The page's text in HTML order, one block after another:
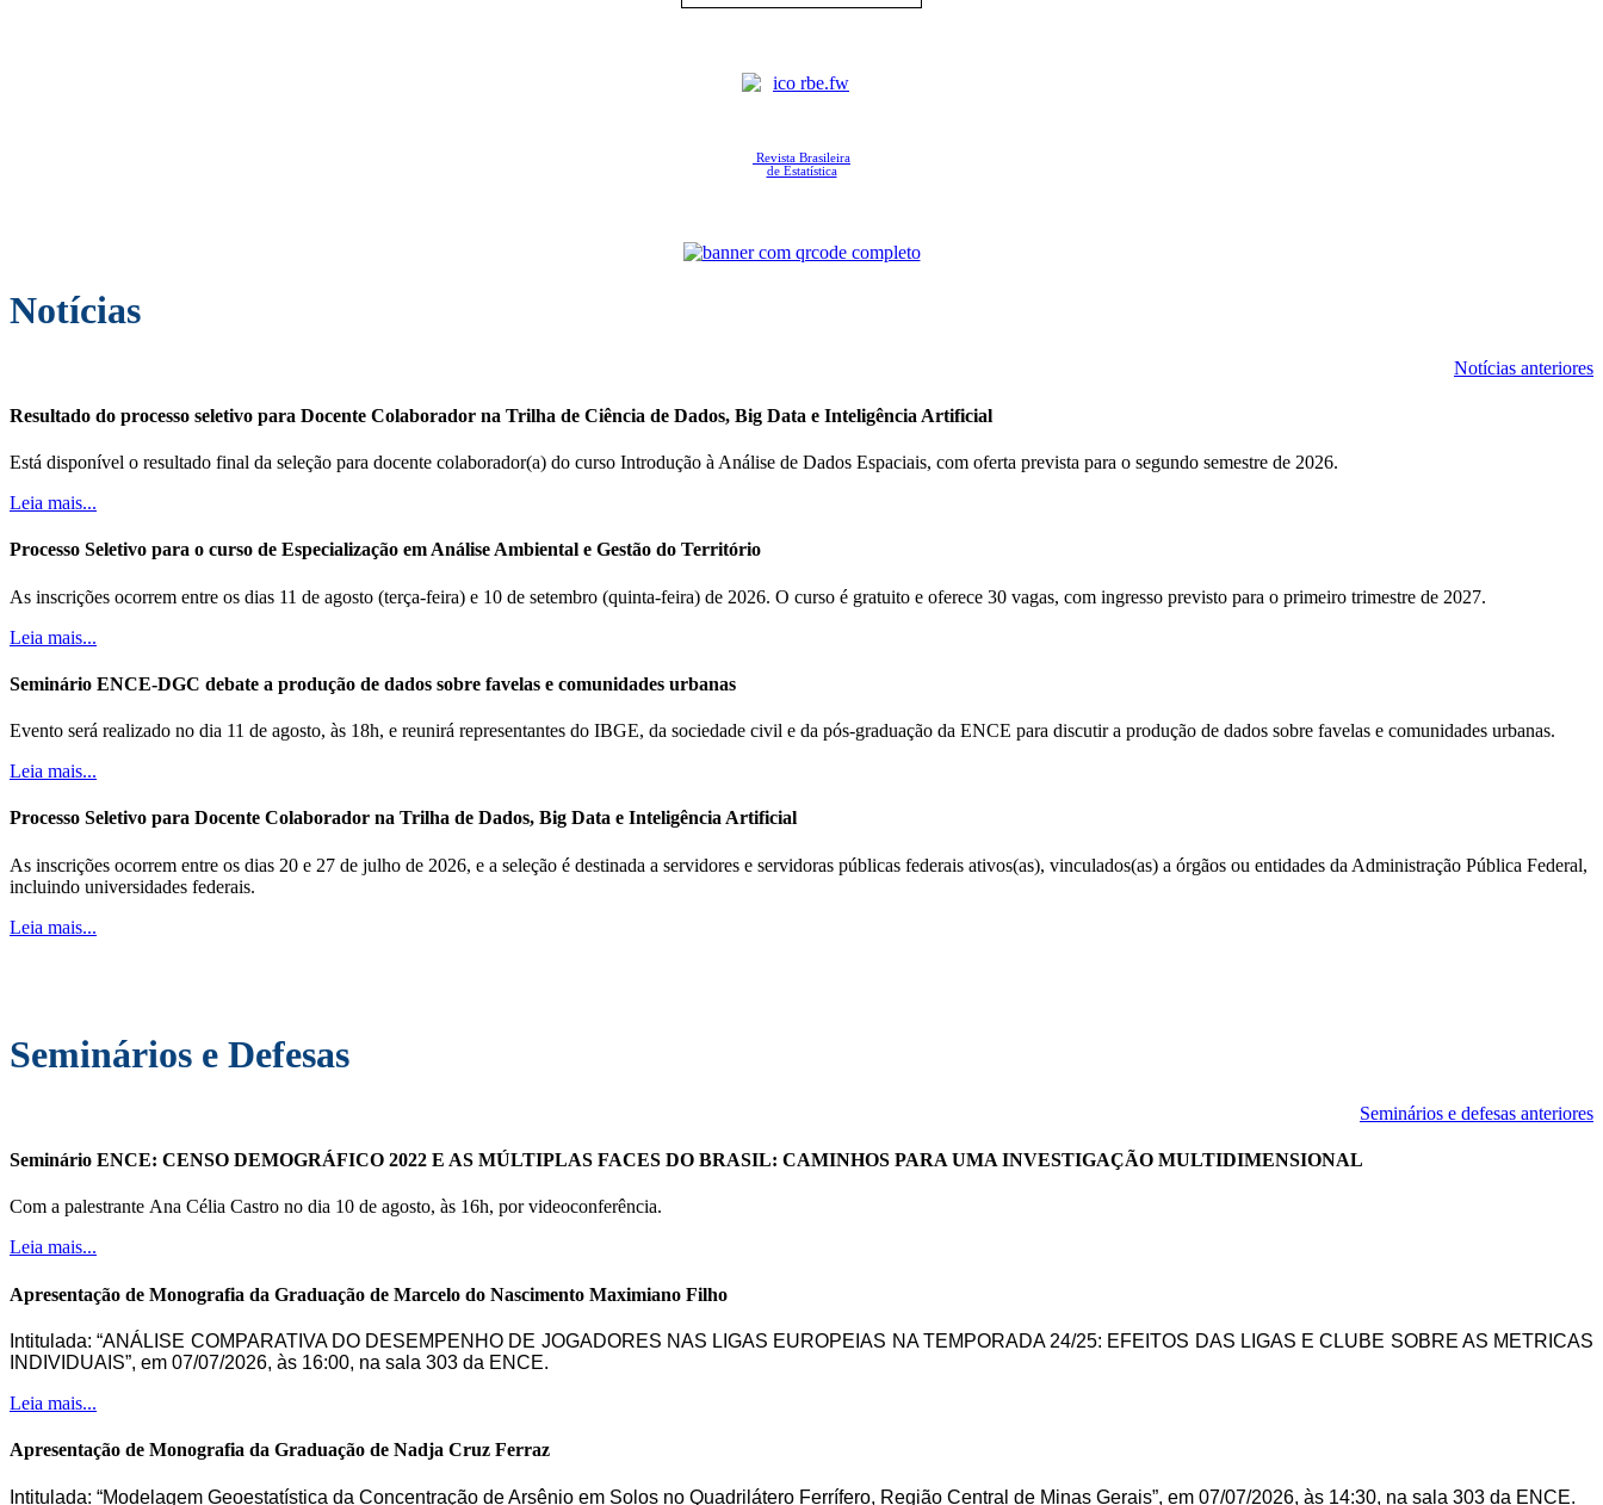
Revista Brasileira
de Estatística
Notícias
Notícias anteriores
Resultado do processo seletivo para Docente Colaborador na Trilha de Ciência de Dados, Big Data e Inteligência Artificial
Está disponível o resultado final da seleção para docente colaborador(a) do curso Introdução à Análise de Dados Espaciais, com oferta prevista para o segundo semestre de 2026.
Leia mais...
Processo Seletivo para o curso de Especialização em Análise Ambiental e Gestão do Território
As inscrições ocorrem entre os dias 11 de agosto (terça-feira) e 10 de setembro (quinta-feira) de 2026. O curso é gratuito e oferece 30 vagas, com ingresso previsto para o primeiro trimestre de 2027.
Leia mais...
Seminário ENCE-DGC debate a produção de dados sobre favelas e comunidades urbanas
Evento será realizado no dia 11 de agosto, às 18h, e reunirá representantes do IBGE, da sociedade civil e da pós-graduação da ENCE para discutir a produção de dados sobre favelas e comunidades urbanas.
Leia mais...
Processo Seletivo para Docente Colaborador na Trilha de Dados, Big Data e Inteligência Artificial
As inscrições ocorrem entre os dias 20 e 27 de julho de 2026, e a seleção é destinada a servidores e servidoras públicas federais ativos(as), vinculados(as) a órgãos ou entidades da Administração Pública Federal,
incluindo universidades federais.
Leia mais...
Seminários e Defesas
Seminários e defesas anteriores
Seminário ENCE: CENSO DEMOGRÁFICO 2022 E AS MÚLTIPLAS FACES DO BRASIL: CAMINHOS PARA UMA INVESTIGAÇÃO MULTIDIMENSIONAL
Com a palestrante Ana Célia Castro no dia 10 de agosto, às 16h, por videoconferência.
Leia mais...
Apresentação de Monografia da Graduação de Marcelo do Nascimento Maximiano Filho
Intitulada: “ANÁLISE COMPARATIVA DO DESEMPENHO DE JOGADORES NAS LIGAS EUROPEIAS NA TEMPORADA 24/25: EFEITOS DAS LIGAS E CLUBE SOBRE AS METRICAS
INDIVIDUAIS”, em 07/07/2026, às 16:00, na sala 303 da ENCE.
Leia mais...
Apresentação de Monografia da Graduação de Nadja Cruz Ferraz
Intitulada: “Modelagem Geoestatística da Concentração de Arsênio em Solos no Quadrilátero Ferrífero, Região Central de Minas Gerais”, em 07/07/2026, às 14:30, na sala 303 da ENCE.